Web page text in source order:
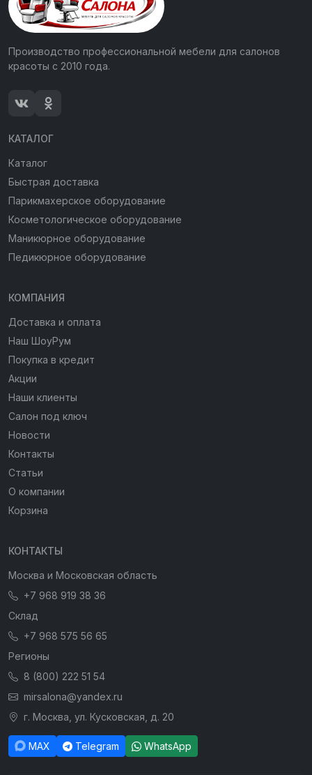
Производство профессиональной мебели для салонов
красоты с 2010 года.
КАТАЛОГ
Каталог
Быстрая доставка
Парикмахерское оборудование
Косметологическое оборудование
Маникюрное оборудование
Педикюрное оборудование
КОМПАНИЯ
Доставка и оплата
Наш ШоуРум
Покупка в кредит
Акции
Наши клиенты
Салон под ключ
Новости
Контакты
Статьи
О компании
Корзина
КОНТАКТЫ
Москва и Московская область
+7 968 919 38 36
Склад
+7 968 575 56 65
Регионы
8 (800) 222 51 54
mirsalona@yandex.ru
г. Москва, ул. Кусковская, д. 20
MAX Telegram WhatsApp